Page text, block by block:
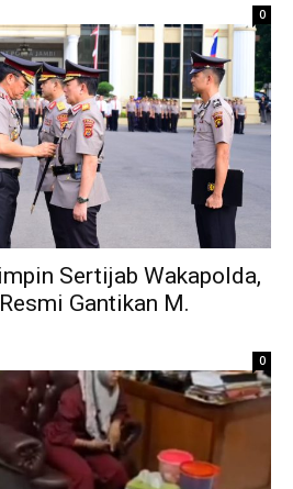
0
Sertijab Wakapolda,
Gantikan M.
0